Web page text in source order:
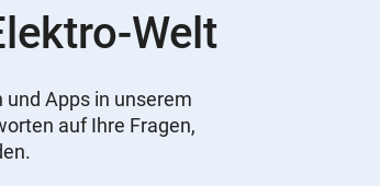
Welt
Apps in unserem
auf Ihre Fragen,